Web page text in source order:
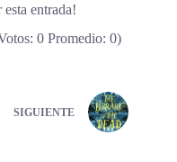
entrada!
0Promedio: 0)
SIGUIENTE